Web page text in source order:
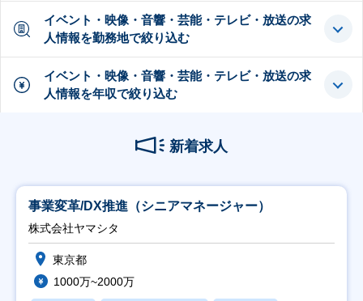
イベント・映像・音響・芸能・テレビ・放送の求
人情報を勤務地で絞り込む
イベント・映像・音響・芸能・テレビ・放送の求
人情報を年収で絞り込む
新着求人
事業変革/DX推進（シニアマネージャー）
株式会社ヤマシタ
東京都
1000万~2000万